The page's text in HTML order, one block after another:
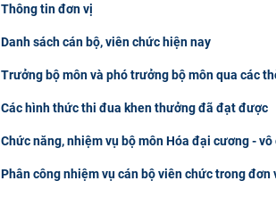
Thông tin đơn vị
Danh sách cán bộ, viên chức hiện nay
Trưởng bộ môn và phó trưởng bộ môn qua các
Các hình thức thi đua khen thưởng đã đạt được
Chức năng, nhiệm vụ bộ môn Hóa đại cương - vô
Phân công nhiệm vụ cán bộ viên chức trong đơn